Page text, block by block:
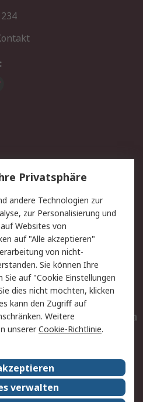
Lieferlösungen
Kontakt
Privatkunden
Datenschutz
Zahlungsbedingungen
Entsorgung
Elektrogeräte/Batterien
RS weltweit
Nachhaltigkeit
Privatsphäre
andere Technologien zur
zur Personalisierung und
Websites von
auf "Alle akzeptieren"
von nicht-
Sie können Ihre
Sie auf "Cookie Einstellungen
dies nicht möchten, klicken
kann den Zugriff auf
Weitere
unsererCookie-Richtlinie.
verwalten